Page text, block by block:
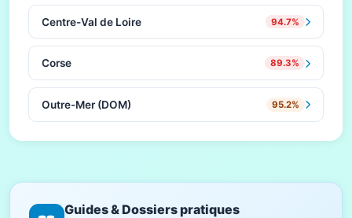
Centre-Val de Loire 94.7%
Corse 89.3%
Outre-Mer (DOM) 95.2%
Guides & Dossiers pratiques